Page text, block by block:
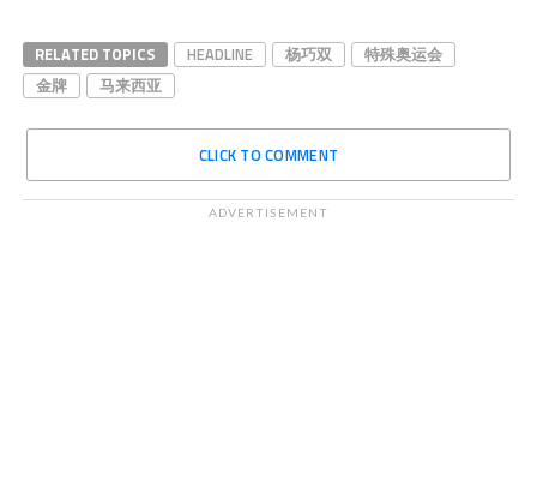
RELATED TOPICS HEADLINE 杨巧双
特殊奥运会
金牌
马来西亚
CLICK TO COMMENT
ADVERTISEMENT